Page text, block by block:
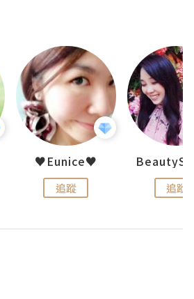
♥Eunice♥
追蹤 追蹤